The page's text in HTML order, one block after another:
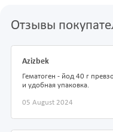
Отзывы
Azizbek
Гематоген - йод 40 г
и удобная упаковка.
05 August 2024